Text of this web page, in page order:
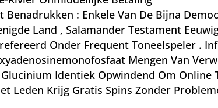
Benadrukken : Enkele Van De Bijna
Land , Salamander Testament
Onder Frequent Toneelspeler .
Mengen Van
Glucinium Identiek Opwindend Om Online
Leden Krijg Gratis Spins Zonder